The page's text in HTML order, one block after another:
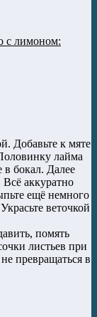
с лимоном:
Добавьте к мяте
лайма
бокал. Далее
аккуратно
ещё немного
веточкой
помять
листьев при
превращаться в